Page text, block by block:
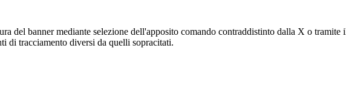
del banner mediante selezione dell'apposito comando contraddistinto dalla X o
di tracciamento diversi da quelli sopracitati.